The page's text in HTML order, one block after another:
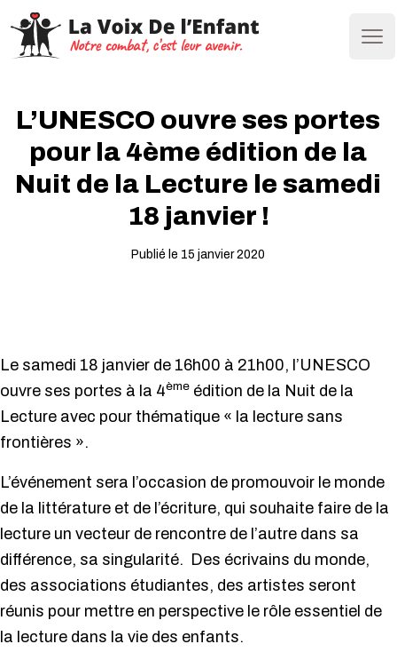
L’UNESCO ouvre ses portes
pour la 4ème édition de la
Nuit de la Lecture le samedi
18 janvier !
Publié le 15 janvier 2020
Le samedi 18 janvier de 16h00 à 21h00, l’UNESCO
ouvre ses portes à la 4ème édition de la Nuit de la
Lecture avec pour thématique « la lecture sans
frontières ».
L’événement sera l’occasion de promouvoir le monde
de la littérature et de l’écriture, qui souhaite faire de la
lecture un vecteur de rencontre de l’autre dans sa
différence, sa singularité. Des écrivains du monde,
des associations étudiantes, des artistes seront
réunis pour mettre en perspective le rôle essentiel de
la lecture dans la vie des enfants.